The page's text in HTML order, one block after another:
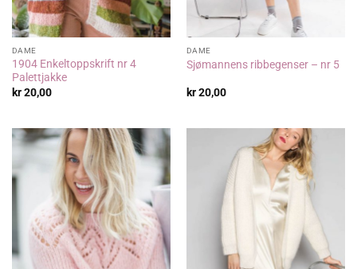
DAME
1904 Enkeltoppskrift nr 4
Palettjakke
kr20,00
DAME
Sjømannens ribbegenser – nr 5
kr20,00